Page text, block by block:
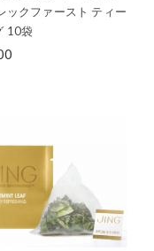
ックファースト ティー
10袋